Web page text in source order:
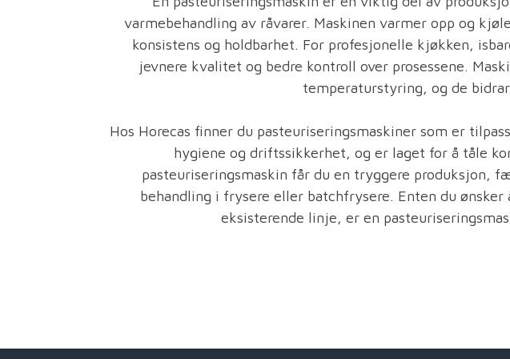
varmebehandling av råvarer. Maskinen varmer opp og
konsistens og holdbarhet. For profesjonelle kjøkken,
jevnere kvalitet og bedre kontroll over prosessene.
temperaturstyring, og de
Hos Horecas finner du pasteuriseringsmaskiner som er
hygiene og driftssikkerhet, og er laget for å tåle
pasteuriseringsmaskin får du en tryggere produksjon,
behandling i frysere eller batchfrysere. Enten du
eksisterende linje, er en